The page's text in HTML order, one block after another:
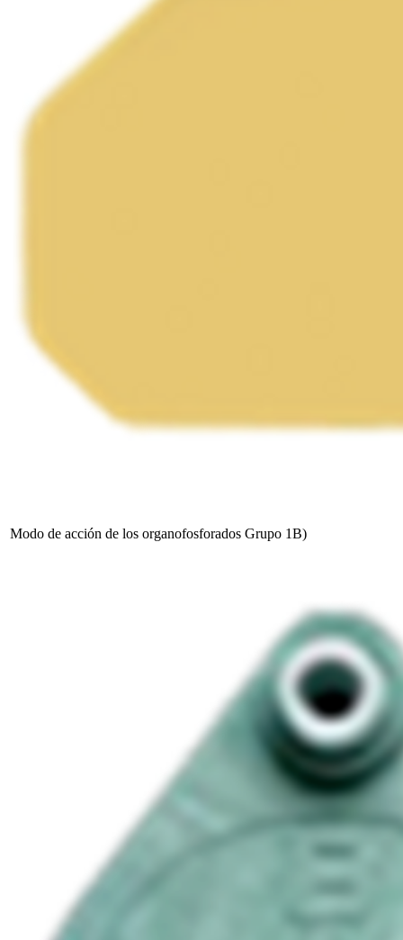
Modo de acción de los organofosforados Grupo 1B)